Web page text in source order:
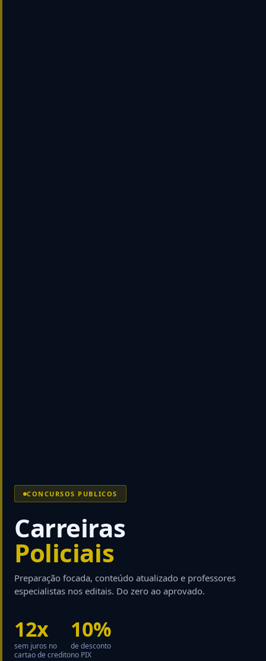
CONCURSOS PUBLICOS
Carreiras
Policiais
Preparação focada, conteúdo atualizado e professores
especialistas nos editais. Do zero ao aprovado.
12x
sem juros no
cartao de credito
10%
de desconto
no PIX